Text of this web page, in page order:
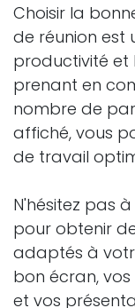
Choisir la
de réunion est
productivité et
prenant en
nombre de
affiché, vous
de travail
N'hésitez pas
pour obtenir
adaptés à
bon écran,
et vos